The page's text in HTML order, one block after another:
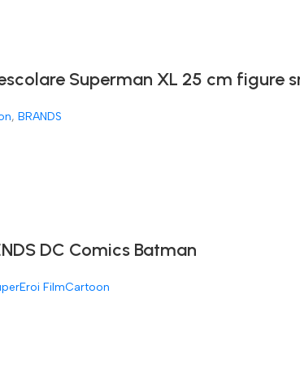
Superman XL 25 cm figure
, BRANDS
DC Comics Batman
FilmCartoon